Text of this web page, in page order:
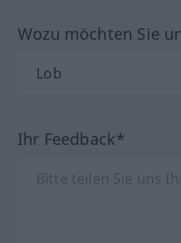
Wozu möchten Sie
Ihr Feedback*